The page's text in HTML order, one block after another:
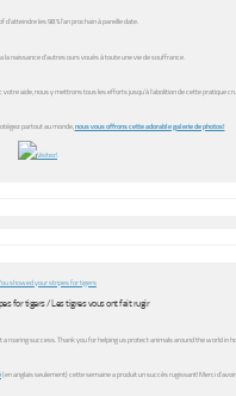
d’atteindre les 98 % l’an prochain à pareille date.
la naissance d’autres ours voués à toute une vie de souffrance.
aide, nous y mettrons tous les efforts jusqu’à l’abolition de cette pratique
partout au monde,nous vous offrons cette adorable galerie de photos!
for tigers / Les tigres vous ont fait rugir
a roaring success. Thank you for helping us protect animals around the world in
(en anglais seulement) cette semaine a produit un succès rugissant! Merci